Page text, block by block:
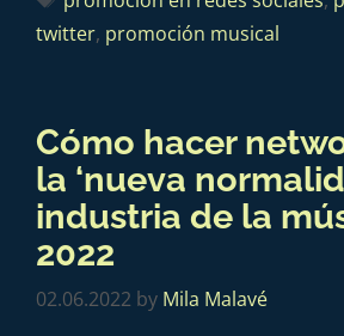
twitter, promoción musical
Cómo hacer
la ‘nueva
industria de la
2022
02.06.2022 by Mila Malavé